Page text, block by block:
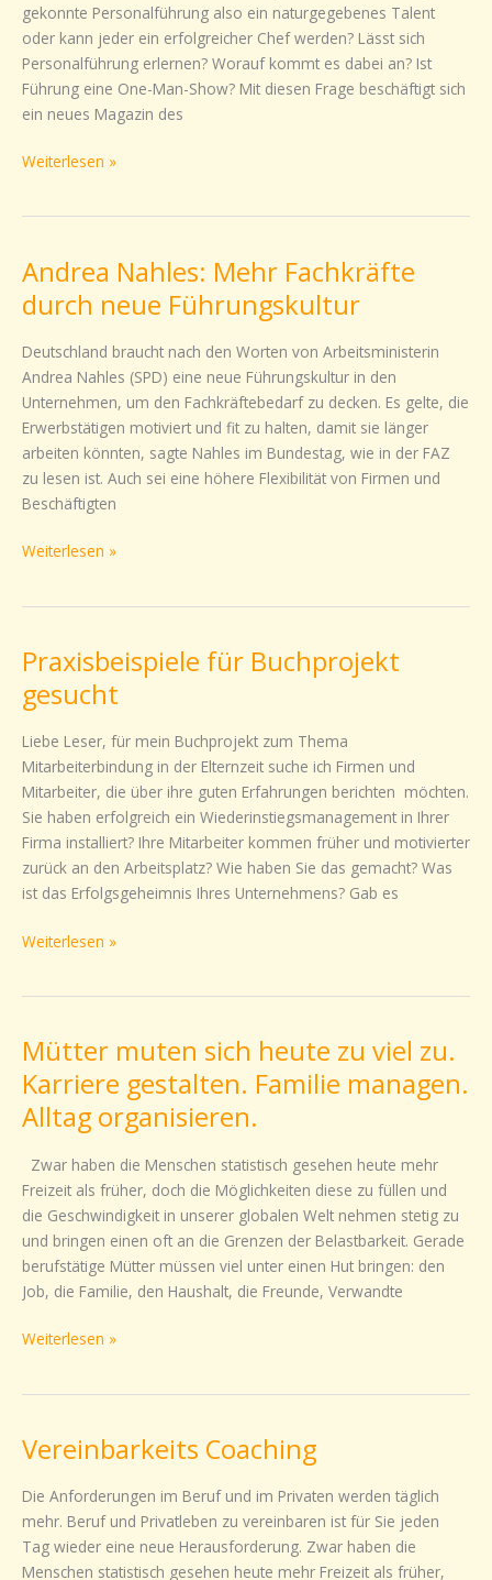
gekonnte Personalführung also ein naturgegebenes Talent
oder kann jeder ein erfolgreicher Chef werden? Lässt sich
Personalführung erlernen? Worauf kommt es dabei an? Ist
Führung eine One-Man-Show? Mit diesen Frage beschäftigt sich
ein neues Magazin des
Superhelden?
Weiterlesen »
Andrea Nahles: Mehr Fachkräfte
durch neue Führungskultur
Deutschland braucht nach den Worten von Arbeitsministerin
Andrea Nahles (SPD) eine neue Führungskultur in den
Unternehmen, um den Fachkräftebedarf zu decken. Es gelte, die
Erwerbstätigen motiviert und fit zu halten, damit sie länger
arbeiten könnten, sagte Nahles im Bundestag, wie in der FAZ
zu lesen ist. Auch sei eine höhere Flexibilität von Firmen und
Beschäftigten
Andrea
Nahles:
Mehr
Fachkräfte
durch
neue
Führungskultur
Weiterlesen »
Praxisbeispiele für Buchprojekt
gesucht
Liebe Leser, für mein Buchprojekt zum Thema
Mitarbeiterbindung in der Elternzeit suche ich Firmen und
Mitarbeiter, die über ihre guten Erfahrungen berichten möchten.
Sie haben erfolgreich ein Wiederinstiegsmanagement in Ihrer
Firma installiert? Ihre Mitarbeiter kommen früher und motivierter
zurück an den Arbeitsplatz? Wie haben Sie das gemacht? Was
ist das Erfolgsgeheimnis Ihres Unternehmens? Gab es
Praxisbeispiele
Buchprojekt
gesucht
Weiterlesen »
Mütter muten sich heute zu viel zu.
Karriere gestalten. Familie managen.
Alltag organisieren.
Zwar haben die Menschen statistisch gesehen heute mehr
Freizeit als früher, doch die Möglichkeiten diese zu füllen und
die Geschwindigkeit in unserer globalen Welt nehmen stetig zu
und bringen einen oft an die Grenzen der Belastbarkeit. Gerade
berufstätige Mütter müssen viel unter einen Hut bringen: den
Job, die Familie, den Haushalt, die Freunde, Verwandte
Mütter
muten
sich
heute
viel
zu.
Karriere
gestalten.
Familie
managen.
organisieren.
Weiterlesen »
Vereinbarkeits Coaching
Die Anforderungen im Beruf und im Privaten werden täglich
mehr. Beruf und Privatleben zu vereinbaren ist für Sie jeden
Tag wieder eine neue Herausforderung. Zwar haben die
Menschen statistisch gesehen heute mehr Freizeit als früher,
Vereinbarkeits